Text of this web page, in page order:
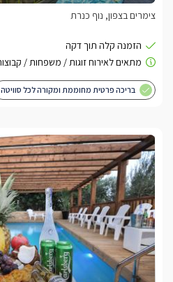
צימרים בצפון, נוף כנרת
בריכה פרטית מחוממת ומקורה לכל סוויטה